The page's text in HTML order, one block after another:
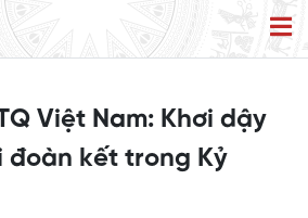
Việt Nam: Khơi dậy
đoàn kết trong Kỷ